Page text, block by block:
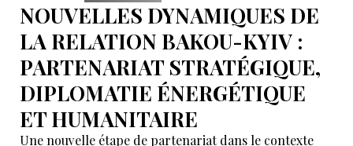
NOUVELLES DYNAMIQUES DE
LA RELATION BAKOU-KYIV :
PARTENARIAT STRATÉGIQUE,
DIPLOMATIE ÉNERGÉTIQUE
ET HUMANITAIRE
Une nouvelle étape de partenariat dans le contexte